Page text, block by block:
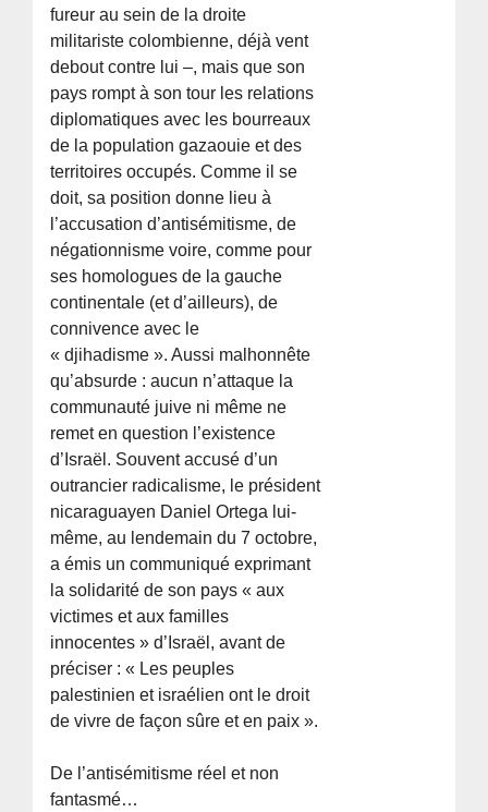
fureur au sein de la droite
militariste colombienne, déjà vent
debout contre lui –, mais que son
pays rompt à son tour les relations
diplomatiques avec les bourreaux
de la population gazaouie et des
territoires occupés. Comme il se
doit, sa position donne lieu à
l’accusation d’antisémitisme, de
négationnisme voire, comme pour
ses homologues de la gauche
continentale (et d’ailleurs), de
connivence avec le
« djihadisme ». Aussi malhonnête
qu’absurde : aucun n’attaque la
communauté juive ni même ne
remet en question l’existence
d’Israël. Souvent accusé d’un
outrancier radicalisme, le président
nicaraguayen Daniel Ortega lui-
même, au lendemain du 7 octobre,
a émis un communiqué exprimant
la solidarité de son pays « aux
victimes et aux familles
innocentes » d’Israël, avant de
préciser : « Les peuples
palestinien et israélien ont le droit
de vivre de façon sûre et en paix ».
De l’antisémitisme réel et non
fantasmé…